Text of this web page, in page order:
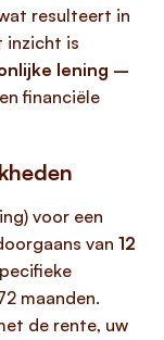
resulteert in
inzicht is
lening –
financiële
voor een
van 12
maanden.
de rente, uw